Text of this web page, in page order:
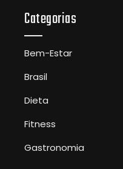
Categorias
Bem-Estar
Brasil
Dieta
Fitness
Gastronomia